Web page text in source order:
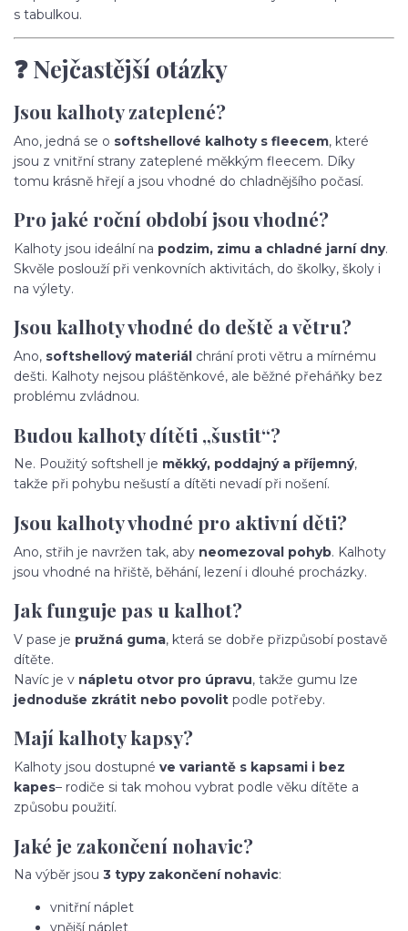
s tabulkou.
❓ Nejčastější otázky
Jsou kalhoty zateplené?
Ano, jedná se o softshellové kalhoty s fleecem, které
jsou z vnitřní strany zateplené měkkým fleecem. Díky
tomu krásně hřejí a jsou vhodné do chladnějšího počasí.
Pro jaké roční období jsou vhodné?
Kalhoty jsou ideální na podzim, zimu a chladné jarní dny.
Skvěle poslouží při venkovních aktivitách, do školky, školy i
na výlety.
Jsou kalhoty vhodné do deště a větru?
Ano, softshellový materiál chrání proti větru a mírnému
dešti. Kalhoty nejsou pláštěnkové, ale běžné přeháňky bez
problému zvládnou.
Budou kalhoty dítěti „šustit“?
Ne. Použitý softshell je měkký, poddajný a příjemný,
takže při pohybu nešustí a dítěti nevadí při nošení.
Jsou kalhoty vhodné pro aktivní děti?
Ano, střih je navržen tak, aby neomezoval pohyb. Kalhoty
jsou vhodné na hřiště, běhání, lezení i dlouhé procházky.
Jak funguje pas u kalhot?
V pase je pružná guma, která se dobře přizpůsobí postavě
dítěte.
Navíc je v nápletu otvor pro úpravu, takže gumu lze
jednoduše zkrátit nebo povolit podle potřeby.
Mají kalhoty kapsy?
Kalhoty jsou dostupné ve variantě s kapsami i bez
kapes– rodiče si tak mohou vybrat podle věku dítěte a
způsobu použití.
Jaké je zakončení nohavic?
Na výběr jsou 3 typy zakončení nohavic:
vnitřní náplet
vnější náplet